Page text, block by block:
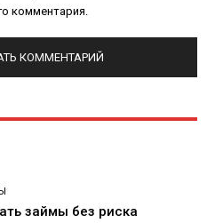
комментария.
займы без риска